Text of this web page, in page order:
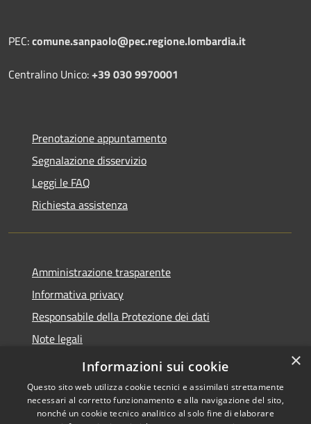
PEC:comune.sanpaolo@pec.regione.lombardia.it
Centralino Unico:+39 030 9970001
Prenotazione appuntamento
Segnalazione disservizio
Leggi le FAQ
Richiesta assistenza
Amministrazione trasparente
Informativa privacy
Responsabile della Protezione dei dati
Note legali
Dichiarazione di accessibilità
×
Informazioni sui cookie
Questo sito web utilizza cookie tecnici e assimilati strettamente
necessari al corretto funzionamento e alla navigazione del sito,
nonché un cookie tecnico analitico al solo fine di elaborare